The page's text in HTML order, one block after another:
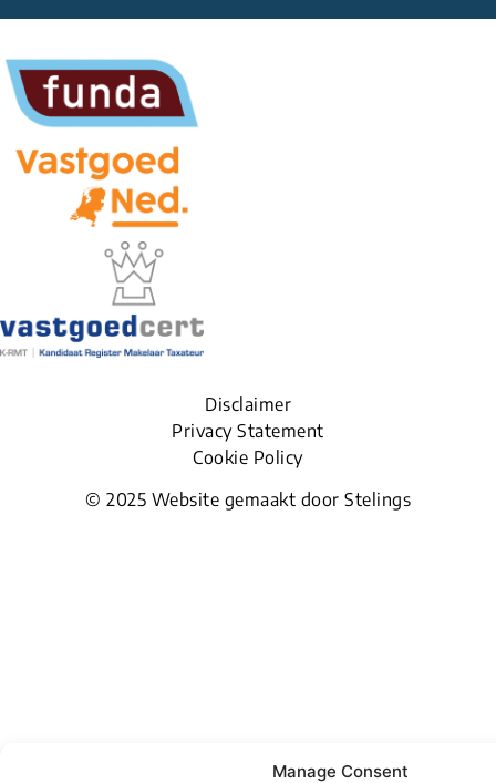
Manage Consent
Disclaimer
Privacy Statement
Cookie Policy
© 2025 Website gemaakt door Stelings